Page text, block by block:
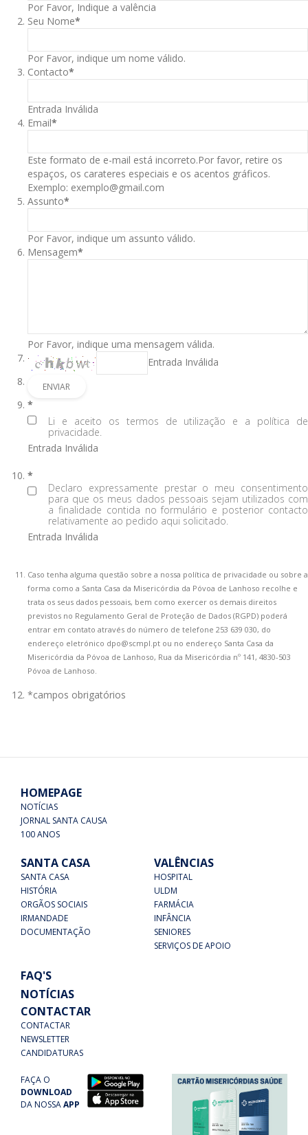
Por Favor, Indique a valência
Seu Nome*
Por Favor, indique um nome válido.
Contacto*
Entrada Inválida
Email*
Este formato de e-mail está incorreto.Por favor, retire os
espaços, os carateres especiais e os acentos gráficos.
Exemplo: exemplo@gmail.com
Assunto*
Por Favor, indique um assunto válido.
Mensagem*
Por Favor, indique uma mensagem válida.
Entrada Inválida
*
Li e aceito os termos de utilização e a política de
privacidade.
Entrada Inválida
*
Declaro expressamente prestar o meu consentimento
para que os meus dados pessoais sejam utilizados com
a finalidade contida no formulário e posterior contacto
relativamente ao pedido aqui solicitado.
Entrada Inválida
Caso tenha alguma questão sobre a nossa política de privacidade ou sobre a
forma como a Santa Casa da Misericórdia da Póvoa de Lanhoso recolhe e
trata os seus dados pessoais, bem como exercer os demais direitos
previstos no Regulamento Geral de Proteção de Dados (RGPD) poderá
entrar em contato através do número de telefone 253 639 030, do
endereço eletrónico dpo@scmpl.pt ou no endereço Santa Casa da
Misericórdia da Póvoa de Lanhoso, Rua da Misericórdia nº 141, 4830-503
Póvoa de Lanhoso.
*campos obrigatórios
HOMEPAGE
NOTÍCIAS
JORNAL SANTA CAUSA
100 ANOS
SANTA CASA
SANTA CASA
HISTÓRIA
ORGÃOS SOCIAIS
IRMANDADE
DOCUMENTAÇÃO
VALÊNCIAS
HOSPITAL
ULDM
FARMÁCIA
INFÂNCIA
SENIORES
SERVIÇOS DE APOIO
FAQ'S
NOTÍCIAS
CONTACTAR
CONTACTAR
NEWSLETTER
CANDIDATURAS
FAÇA O
DOWNLOAD
DA NOSSAAPP